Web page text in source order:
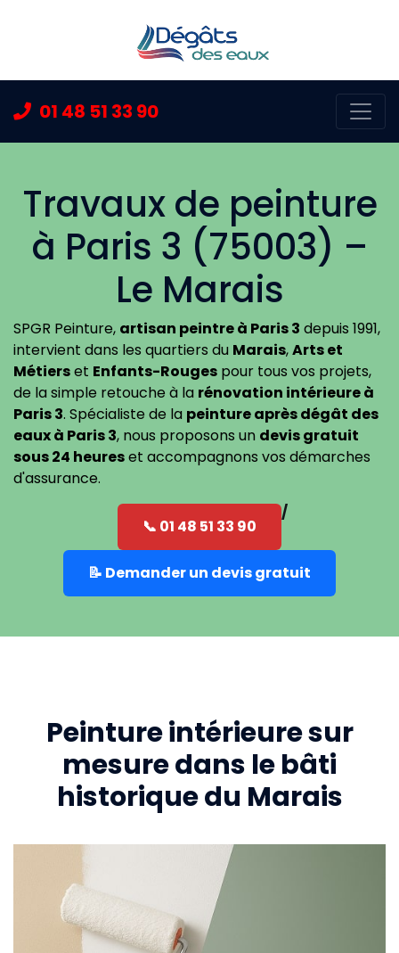
01 48 51 33 90
Travaux de peinture
à Paris 3 (75003) –
Le Marais
SPGR Peinture, artisan peintre à Paris 3 depuis 1991,
intervient dans les quartiers du Marais,Arts et
Métierset Enfants-Rouges pour tous vos projets,
de la simple retouche à la rénovation intérieure à
Paris 3. Spécialiste de la peinture après dégât des
eaux à Paris 3, nous proposons un devis gratuit
sous 24 heureset accompagnons vos démarches
d'assurance.
📞 01 48 51 33 90
📝 Demander un devis gratuit
Peinture intérieure sur
mesure dans le bâti
historique du Marais